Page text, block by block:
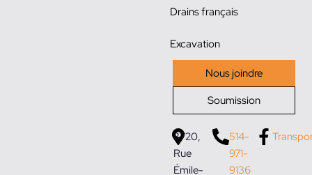
Drains français
Excavation
Nous joindre
Soumission
3720,
Rue
Émile-
514-
971-
9136